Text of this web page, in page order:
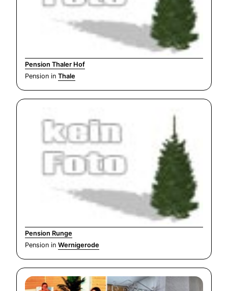
Pension Thaler Hof
Pension in Thale
Pension Runge
Pension in Wernigerode